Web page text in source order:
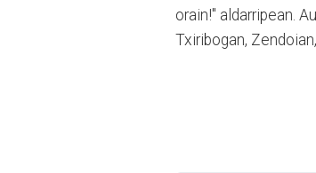
orain!" aldarripean.
Txiribogan,